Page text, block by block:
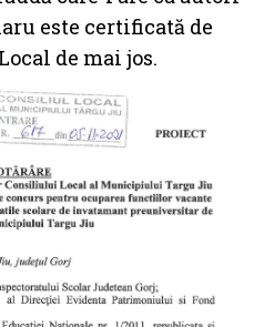
este certificată de
de mai jos.